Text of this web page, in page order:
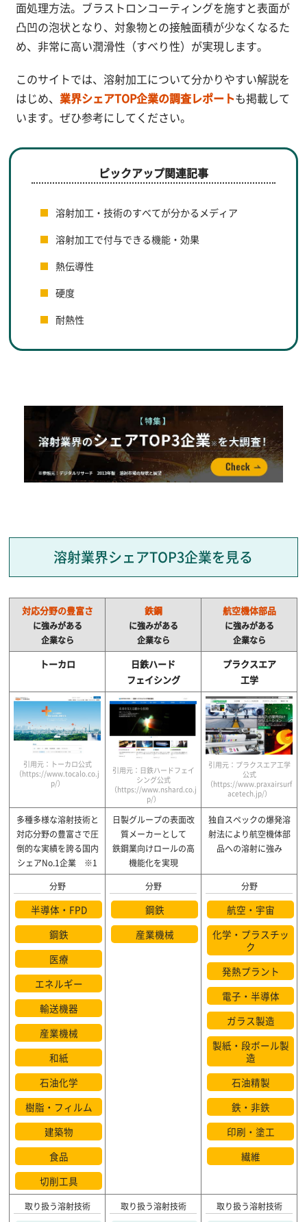
面処理方法。ブラストロンコーティングを施すと表面が
凸凹の泡状となり、対象物との接触面積が少なくなるた
め、非常に高い潤滑性（すべり性）が実現します。
このサイトでは、溶射加工について分かりやすい解説を
はじめ、業界シェアTOP企業の調査レポートも掲載して
います。ぜひ参考にしてください。
ピックアップ関連記事
溶射加工・技術のすべてが分かるメディア
溶射加工で付与できる機能・効果
熱伝導性
硬度
耐熱性
溶射業界シェアTOP3企業を見る
対応分野の豊富さ
に強みがある
企業なら
鉄鋼
に強みがある
企業なら
航空機体部品
に強みがある
企業なら
トーカロ
日鉄ハード
フェイシング
プラクスエア
工学
引用元：トーカロ公式
（https://www.tocalo.co.j
p/）
引用元：日鉄ハードフェイ
シング公式
（https://www.nshard.co.j
p/）
引用元：プラクスエア工学
公式
（https://www.praxairsurf
acetech.jp/）
多種多様な溶射技術と
対応分野の豊富さで圧
倒的な実績を誇る国内
シェアNo.1企業 ※1
日製グループの表面改
質メーカーとして
鉄鋼業向けロールの高
機能化を実現
独自スペックの爆発溶
射法により航空機体部
品への溶射に強み
分野
半導体・FPD
鋼鉄
医療
エネルギー
輸送機器
産業機械
和紙
石油化学
樹脂・フィルム
建築物
食品
切削工具
分野
鋼鉄
産業機械
分野
航空・宇宙
化学・プラスチッ
ク
発熱プラント
電子・半導体
ガラス製造
製紙・段ボール製
造
石油精製
鉄・非鉄
印刷・塗工
繊維
取り扱う溶射技術 取り扱う溶射技術 取り扱う溶射技術